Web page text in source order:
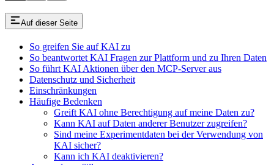
Auf dieser Seite
So greifen Sie auf KAI zu
So beantwortet KAI Fragen zur Plattform und zu Ihren Daten
So führt KAI Aktionen über den MCP-Server aus
Datenschutz und Sicherheit
Einschränkungen
Häufige Bedenken
Greift KAI ohne Berechtigung auf meine Daten zu?
Kann KAI auf Daten anderer Benutzer zugreifen?
Sind meine Experimentdaten bei der Verwendung von
KAI sicher?
Kann ich KAI deaktivieren?